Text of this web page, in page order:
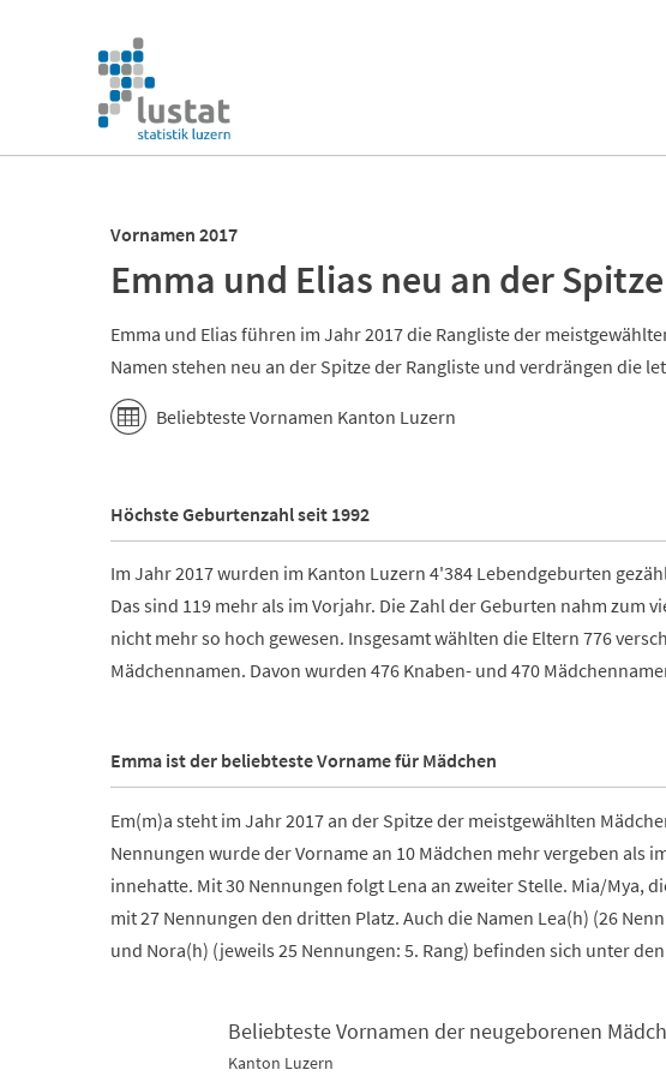
überspringen
Navigation
überspringen
Vornamen 2017
Emma und Elias neu an der Spitze
Emma und Elias führen im Jahr 2017 die Rangliste der
Namen stehen neu an der Spitze der Rangliste und verdrängen die
Beliebteste Vornamen Kanton Luzern
Höchste Geburtenzahl seit 1992
Im Jahr 2017 wurden im Kanton Luzern 4'384 Lebendgeburten
Das sind 119 mehr als im Vorjahr. Die Zahl der Geburten nahm zum
nicht mehr so hoch gewesen. Insgesamt wählten die Eltern 776
Mädchennamen. Davon wurden 476 Knaben- und 470
Emma ist der beliebteste Vorname für Mädchen
Em(m)a steht im Jahr 2017 an der Spitze der meistgewählten
Nennungen wurde der Vorname an 10 Mädchen mehr vergeben als
innehatte. Mit 30 Nennungen folgt Lena an zweiter Stelle. Mia/Mya,
mit 27 Nennungen den dritten Platz. Auch die Namen Lea(h) (26
und Nora(h) (jeweils 25 Nennungen: 5. Rang) befinden sich unter
Beliebteste Vornamen der neugeborenen
Kanton Luzern